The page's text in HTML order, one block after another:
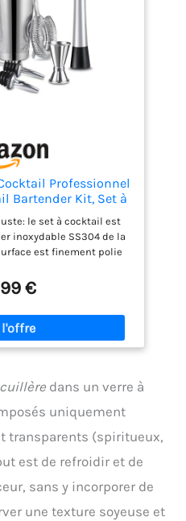
dans une boîte
un cadeau parfait pour
Que vous soyez
il répond à
de préparation de
créatives
Professionnel
Bartender Kit, Set à
Outil De
Ensemble de
Cadeau
le set à cocktail est
inoxydable SS304 de la
est finement polie
peuvent être lavés
vous faciliter la vie! ✔
en 1: Cet set à shaker
dont vous avez
de délicieux cocktails -
* 1. ✔ Cadeau Exquis:
cadeau? LEEGOHI
besoins. Tous les outils
de notre bartender
fête, mariage,
Jour, Noël, etc. ✔
créez n'importe quelle
cocktail professionnel, y
€
dans un verre à
uniquement
transparents (spiritueux,
est de refroidir et de
sans y incorporer de
une texture soyeuse et